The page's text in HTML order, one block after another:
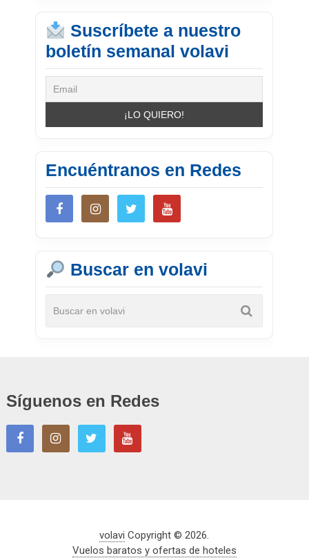
Suscríbete a nuestro
boletín semanal volavi
Encuéntranos en Redes
Buscar en volavi
Síguenos en Redes
volavi Copyright © 2026.
Vuelos baratos y ofertas de hoteles